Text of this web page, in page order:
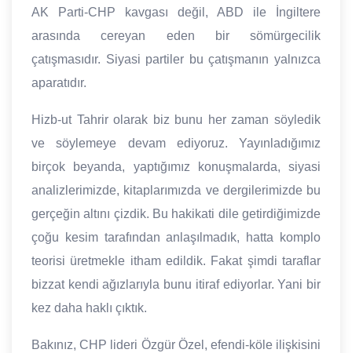
AK Parti-CHP kavgası değil, ABD ile İngiltere
arasında cereyan eden bir sömürgecilik
çatışmasıdır. Siyasi partiler bu çatışmanın yalnızca
aparatıdır.
Hizb-ut Tahrir olarak biz bunu her zaman söyledik
ve söylemeye devam ediyoruz. Yayınladığımız
birçok beyanda, yaptığımız konuşmalarda, siyasi
analizlerimizde, kitaplarımızda ve dergilerimizde bu
gerçeğin altını çizdik. Bu hakikati dile getirdiğimizde
çoğu kesim tarafından anlaşılmadık, hatta komplo
teorisi üretmekle itham edildik. Fakat şimdi taraflar
bizzat kendi ağızlarıyla bunu itiraf ediyorlar. Yani bir
kez daha haklı çıktık.
Bakınız, CHP lideri Özgür Özel, efendi-köle ilişkisini